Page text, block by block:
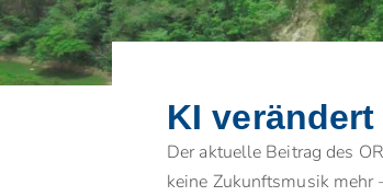
KI
Der aktuelle Beitrag des
keine Zukunftsmusik mehr